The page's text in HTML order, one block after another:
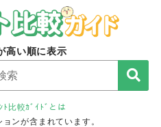
高い順に表示
ﾄ比較ｶﾞｲﾄﾞとは
ンが含まれています。